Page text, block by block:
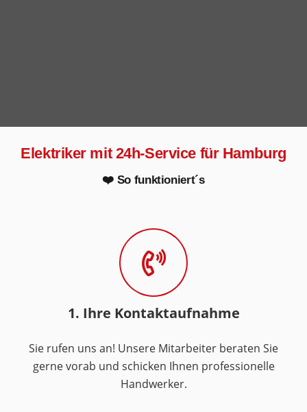
Elektriker mit 24h-Service für Hamburg
❤️ So funktioniert´s
1. Ihre Kontaktaufnahme
Sie rufen uns an! Unsere Mitarbeiter beraten Sie
gerne vorab und schicken Ihnen professionelle
Handwerker.